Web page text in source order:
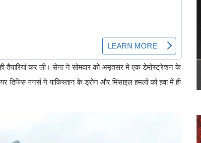
तैयारियां कर लीं। सेना ने सोमवार को अमृतसर में एक डेमोंस्ट्रेशन के
डिफेंस गनर्स ने पाकिस्तान के ड्रोन और मिसाइल हमलों को हवा में ही